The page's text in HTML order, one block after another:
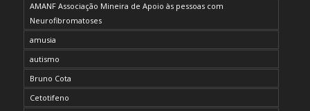
AMANF Associação Mineira de Apoio às pessoas com
Neurofibromatoses
amusia
autismo
Bruno Cota
Cetotifeno